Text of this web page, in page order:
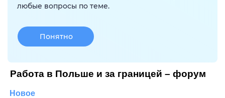
любые вопросы по теме.
Понятно
Работа в Польше и за границей – форум
Новое